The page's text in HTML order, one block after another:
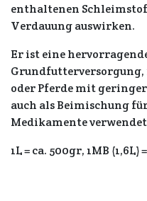
enthaltenen
Verdauung auswirken.
Er ist eine
Grundfutterversorgung,
oder Pferde mit
auch als Beimischung
Medikamente
1L = ca. 500gr, 1MB (1,6L)